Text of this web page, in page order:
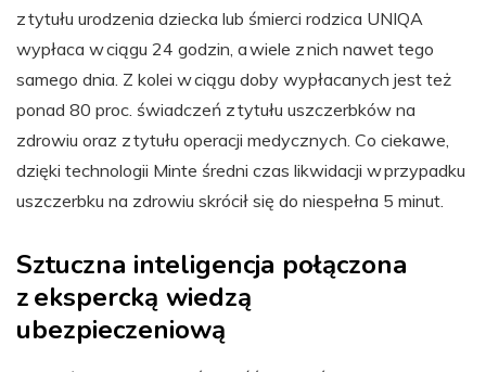
z tytułu urodzenia dziecka lub śmierci rodzica UNIQA
wypłaca w ciągu 24 godzin, a wiele z nich nawet tego
samego dnia. Z kolei w ciągu doby wypłacanych jest też
ponad 80 proc. świadczeń z tytułu uszczerbków na
zdrowiu oraz z tytułu operacji medycznych. Co ciekawe,
dzięki technologii Minte średni czas likwidacji w przypadku
uszczerbku na zdrowiu skrócił się do niespełna 5 minut.
Sztuczna inteligencja połączona
z ekspercką wiedzą
ubezpieczeniową